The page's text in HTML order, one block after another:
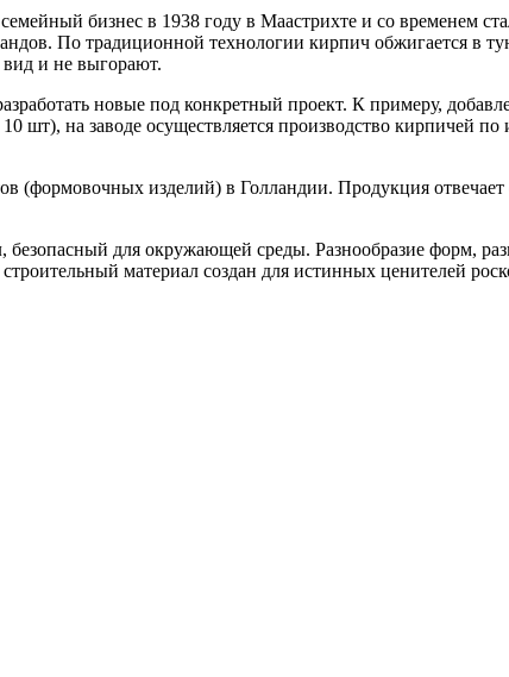
бизнес в 1938 году в Маастрихте и со временем
По традиционной технологии кирпич обжигается в
и не выгорают.
новые под конкретный проект. К примеру,
на заводе осуществляется производство кирпичей
изделий) в Голландии. Продукция отвечает
для окружающей среды. Разнообразие форм,
материал создан для истинных ценителей